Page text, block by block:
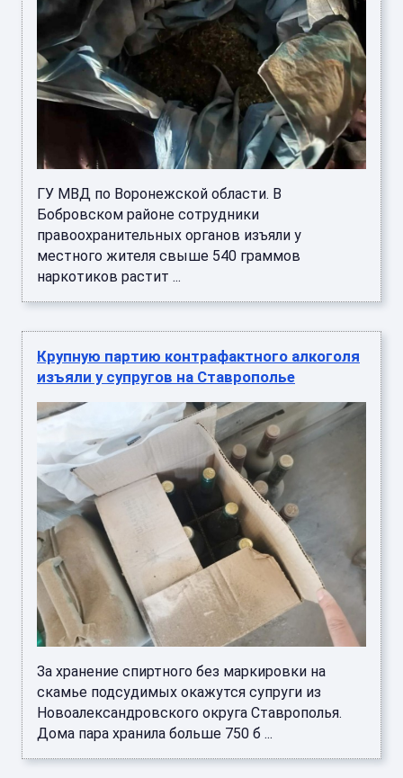
ГУ МВД по Воронежской области. В
Бобровском районе сотрудники
правоохранительных органов изъяли у
местного жителя свыше 540 граммов
наркотиков растит ...
Крупную партию контрафактного алкоголя
изъяли у супругов на Ставрополье
За хранение спиртного без маркировки на
скамье подсудимых окажутся супруги из
Новоалександровского округа Ставрополья.
Дома пара хранила больше 750 б ...